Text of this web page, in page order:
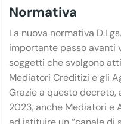
Normativa
La nuova normativa
importante passo avanti
soggetti che svolgono
Mediatori Creditizi e gli
Grazie a questo decreto,
2023, anche Mediatori e